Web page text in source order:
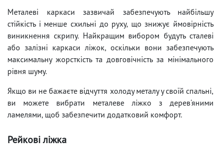
Металеві каркаси зазвичай забезпечують найбільшу
стійкість і менше схильні до руху, що знижує ймовірність
виникнення скрипу. Найкращим вибором будуть сталеві
або залізні каркаси ліжок, оскільки вони забезпечують
максимальну жорсткість та довговічність за мінімального
рівня шуму.
Якщо ви не бажаєте відчуття холоду металу у своїй спальні,
ви можете вибрати металеве ліжко з дерев'яними
ламелями, щоб забезпечити додатковий комфорт.
Рейкові ліжка